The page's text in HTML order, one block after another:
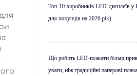
Топ-10 виробників LED-дисплеїв у
для покупців на 2026 рік)
Що робить LED-плакати більш
уваги, ніж традиційні паперові